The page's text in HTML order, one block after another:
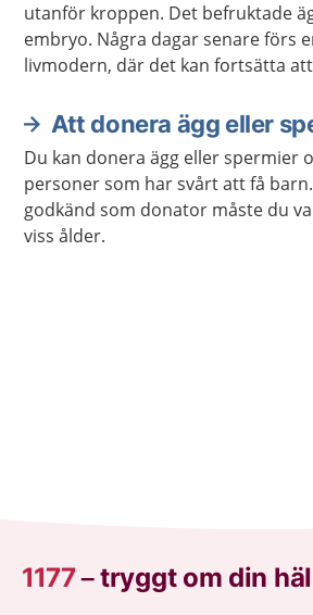
utanför kroppen. Det befruktade
embryo. Några dagar senare förs
livmodern, där det kan fortsätta
Att donera ägg eller
Du kan donera ägg eller spermier
personer som har svårt att få
godkänd som donator måste du
viss ålder.
1177–tryggt om din